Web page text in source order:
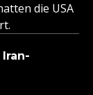
die USA